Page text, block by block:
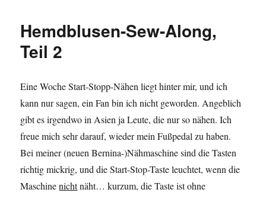
Teil
3
Hemdblusen-Sew-Along,
Teil 2
Eine Woche Start-Stopp-Nähen liegt hinter mir, und ich
kann nur sagen, ein Fan bin ich nicht geworden. Angeblich
gibt es irgendwo in Asien ja Leute, die nur so nähen. Ich
freue mich sehr darauf, wieder mein Fußpedal zu haben.
Bei meiner (neuen Bernina-)Nähmaschine sind die Tasten
richtig mickrig, und die Start-Stop-Taste leuchtet, wenn die
Maschinenichtnäht… kurzum, die Taste ist ohne